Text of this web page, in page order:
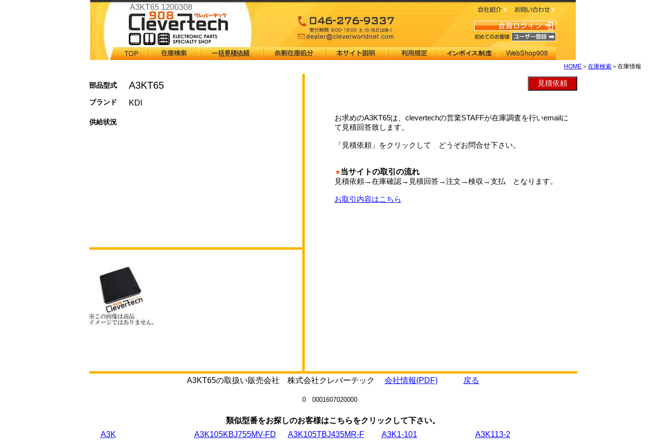
A3KT65 1200308
HOME ＞ 在庫検索 ＞在庫情報
部品型式 A3KT65
ブランド KDI
供給状況
お求めのA3KT65は、clevertechの営業STAFFが在庫調査を行いemailに
て見積回答致します。
「見積依頼」をクリックして どうぞお問合せ下さい。
●当サイトの取引の流れ
見積依頼→在庫確認→見積回答→注文→検収→支払 となります。
お取引内容はこちら
A3KT65の取扱い販売会社 株式会社クレバーテック 会社情報(PDF) 戻る
0 0001607020000
類似型番をお探しのお客様はこちらをクリックして下さい。
A3K
A3K105KBJ755MV-FD A3K105TBJ435MR-F A3K1-101 A3K113-2